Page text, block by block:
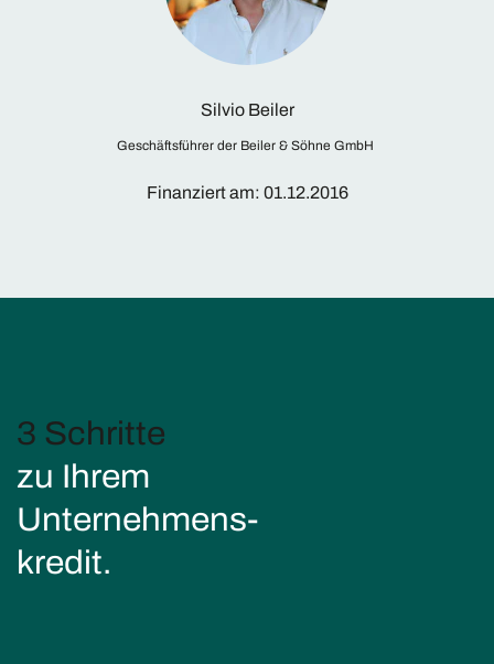
Silvio Beiler
Geschäftsführer der Beiler & Söhne GmbH ​
Finanziert am: 01.12.2016
3 Schritte
zu Ihrem
Unternehmens-
kredit.